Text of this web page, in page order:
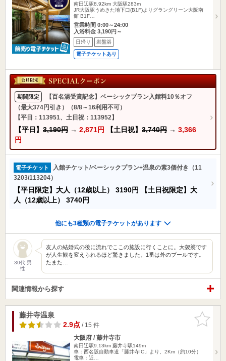
南田辺駅8.92km 大阪駅283m
JR大阪駅うめきた地下口(B1F)よりグラングリーン大阪南
館 B1F…
営業時間 0:00～24:00
入浴料金 3,190円～
日帰り 岩盤浴
電子チケットあり
期間限定
【百名湯受賞記念】ベーシックプラン入館料10％オフ
（最大374円引き）（8/8～16利用不可）
【平日：113951、土日祝：113952】
【平日】 3,190円 → 2,871円 【土日祝】 3,740円 → 3,366
円
電子チケット
入館チケット/ベーシックプラン+温泉の素3個付き（11
3203/113204）
【平日限定】大人（12歳以上） 3190円
【土日祝限定】大
人（12歳以上） 3740円
他にも3種類の電子チケットがあります
30代 男
性
友人の結婚式の後に流れでここの施設に行くことに。大袈裟です
が人生観を変えられるほど驚きました。1番は外のプールです。
たまた…
関連情報から探す
お気に入
りに追加
藤井寺温泉
2.9点/ 15 件
大阪府 / 藤井寺市
南田辺駅9.13km 藤井寺駅149m
車：西名阪自動車道「藤井寺IC」より、2Km（約10分）
電車：近…